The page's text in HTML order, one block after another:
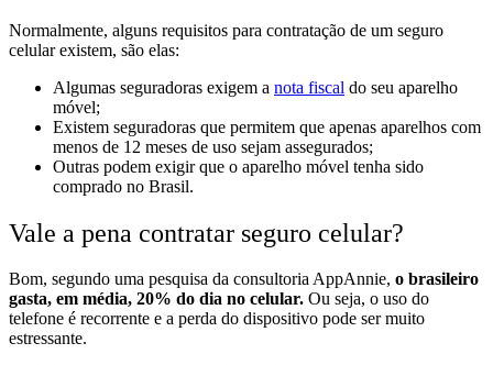
Normalmente, alguns requisitos para contratação de um seguro
celular existem, são elas:
Algumas seguradoras exigem a nota fiscal do seu aparelho
móvel;
Existem seguradoras que permitem que apenas aparelhos com
menos de 12 meses de uso sejam assegurados;
Outras podem exigir que o aparelho móvel tenha sido
comprado no Brasil.
Vale a pena contratar seguro celular?
Bom, segundo uma pesquisa da consultoria AppAnnie, o brasileiro
gasta, em média, 20% do dia no celular. Ou seja, o uso do
telefone é recorrente e a perda do dispositivo pode ser muito
estressante.